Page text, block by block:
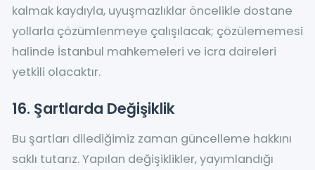
kalmak kaydıyla, uyuşmazlıklar öncelikle dostane
yollarla çözümlenmeye çalışılacak; çözülememesi
halinde İstanbul mahkemeleri ve icra daireleri
yetkili olacaktır.
16. Şartlarda Değişiklik
Bu şartları dilediğimiz zaman güncelleme hakkını
saklı tutarız. Yapılan değişiklikler, yayımlandığı